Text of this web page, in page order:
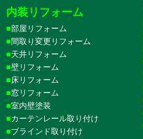
内装リフォーム
部屋リフォーム
間取り変更リフォーム
天井リフォーム
壁リフォーム
床リフォーム
窓リフォーム
室内壁塗装
カーテンレール取り付け
ブラインド取り付け